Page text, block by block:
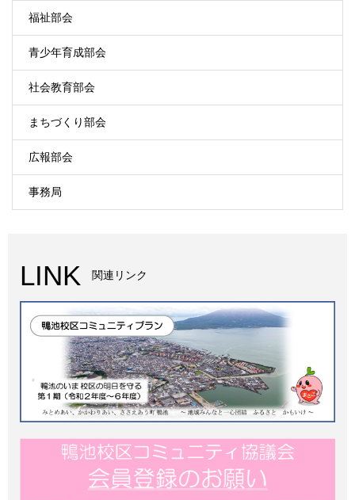
福祉部会
青少年育成部会
社会教育部会
まちづくり部会
広報部会
事務局
LINK 関連リンク